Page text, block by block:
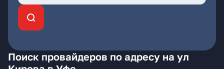
Поиск провайдеров по адресу на ул